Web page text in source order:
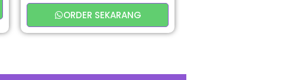
ORDER SEKARANG